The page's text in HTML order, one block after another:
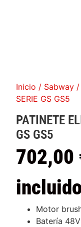
Inicio / Sabway /
SERIE GS GS5
PATINETE
GS GS5
702,00
incluido
Motor
Batería